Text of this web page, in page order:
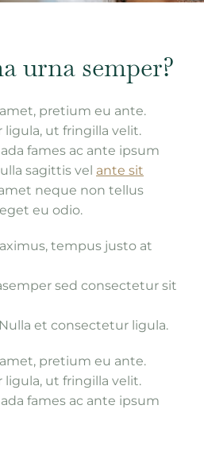
urna semper?
pretium eu ante.
ut fringilla velit.
fames ac ante ipsum
sagittis vel ante sit
neque non tellus
eu odio.
tempus justo at
sed consectetur sit
et consectetur ligula.
pretium eu ante.
ut fringilla velit.
fames ac ante ipsum